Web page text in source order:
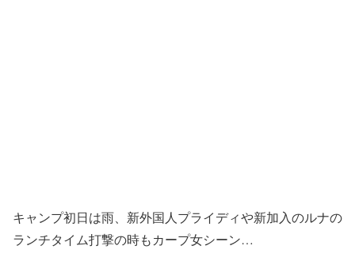
キャンプ初日は雨、新外国人プライディや新加入のルナの
ランチタイム打撃の時もカープ女シーン…